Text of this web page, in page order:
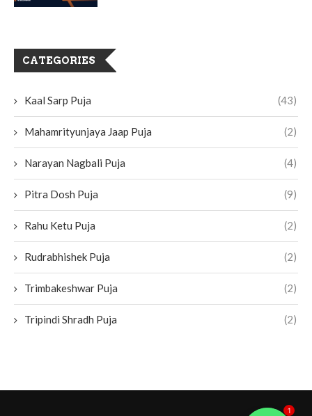
CATEGORIES
Kaal Sarp Puja (43)
Mahamrityunjaya Jaap Puja (2)
Narayan Nagbali Puja (4)
Pitra Dosh Puja (9)
Rahu Ketu Puja (2)
Rudrabhishek Puja (2)
Trimbakeshwar Puja (2)
Tripindi Shradh Puja (2)
1